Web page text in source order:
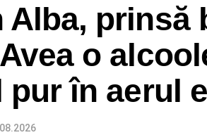
Alba, prinsă
o
pur în aerul